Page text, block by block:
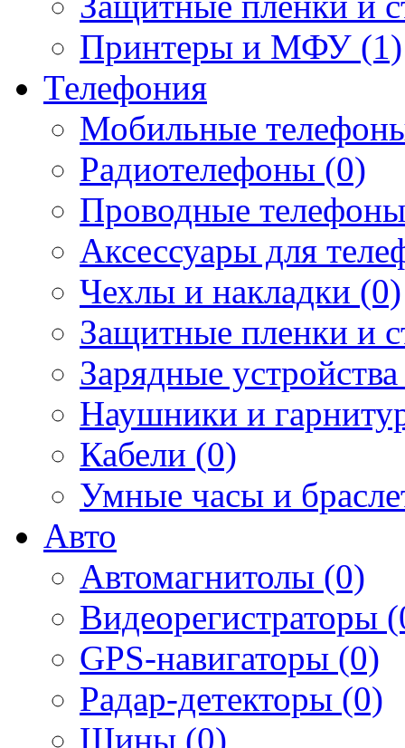
Принтеры и МФУ (1)
Телефония
Мобильные
Радиотелефоны (0)
Проводные
Аксессуары для
Чехлы и накладки (0)
Защитные пленки и
Зарядные
Наушники и
Кабели (0)
Умные часы и
Авто
Автомагнитолы (0)
Видеорегистраторы
GPS-навигаторы (0)
Радар-детекторы (0)
Шины (0)